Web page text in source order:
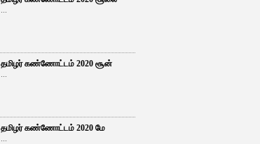
...
தமிழர் கண்ணோட்டம் 2020 சூன்
...
தமிழர் கண்ணோட்டம் 2020 மே
...